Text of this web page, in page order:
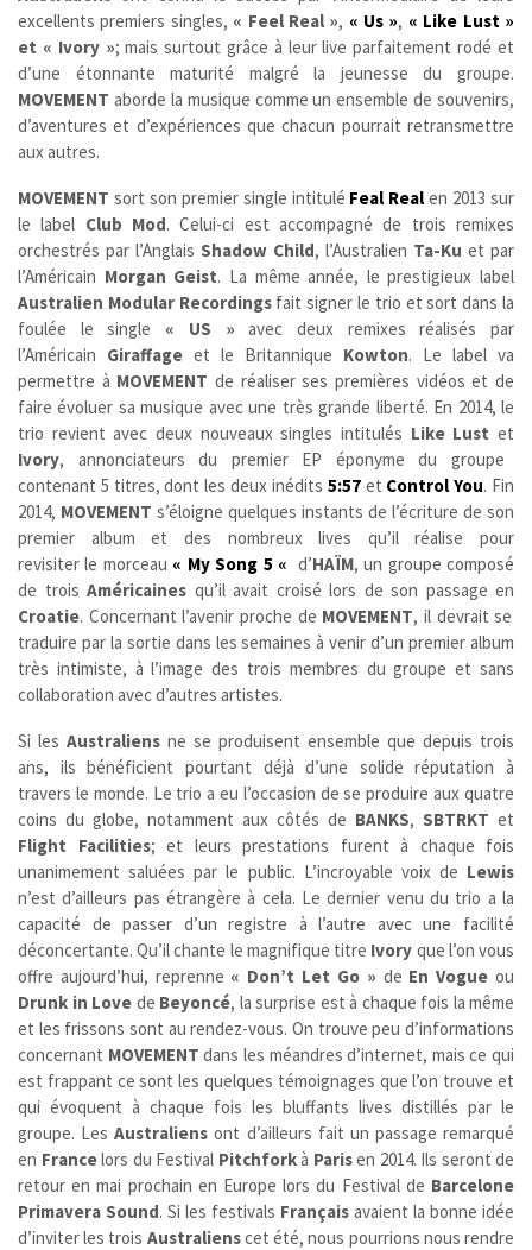
excellents premiers singles, « Feel Real », « Us », « Like Lust »
et « Ivory »; mais surtout grâce à leur live parfaitement rodé et
d’une étonnante maturité malgré la jeunesse du groupe.
MOVEMENT aborde la musique comme un ensemble de souvenirs,
d’aventures et d’expériences que chacun pourrait retransmettre
aux autres.
MOVEMENT sort son premier single intitulé Feal Real en 2013 sur
le label Club Mod. Celui-ci est accompagné de trois remixes
orchestrés par l’Anglais Shadow Child, l’Australien Ta-Ku et par
l’Américain Morgan Geist. La même année, le prestigieux label
Australien Modular Recordings fait signer le trio et sort dans la
foulée le single « US » avec deux remixes réalisés par
l’Américain Giraffage et le Britannique Kowton. Le label va
permettre à MOVEMENT de réaliser ses premières vidéos et de
faire évoluer sa musique avec une très grande liberté. En 2014, le
trio revient avec deux nouveaux singles intitulés Like Lust et
Ivory, annonciateurs du premier EP éponyme du groupe
contenant 5 titres, dont les deux inédits 5:57et Control You. Fin
2014, MOVEMENT s’éloigne quelques instants de l’écriture de son
premier album et des nombreux lives qu’il réalise pour
revisiter le morceau « My Song 5 « d’HAÏM, un groupe composé
de trois Américaines qu’il avait croisé lors de son passage en
Croatie. Concernant l’avenir proche de MOVEMENT, il devrait se
traduire par la sortie dans les semaines à venir d’un premier album
très intimiste, à l’image des trois membres du groupe et sans
collaboration avec d’autres artistes.
Si les Australiens ne se produisent ensemble que depuis trois
ans, ils bénéficient pourtant déjà d’une solide réputation à
travers le monde. Le trio a eu l’occasion de se produire aux quatre
coins du globe, notamment aux côtés de BANKS, SBTRKT et
Flight Facilities; et leurs prestations furent à chaque fois
unanimement saluées par le public. L’incroyable voix de Lewis
n’est d’ailleurs pas étrangère à cela. Le dernier venu du trio a la
capacité de passer d’un registre à l’autre avec une facilité
déconcertante. Qu’il chante le magnifique titre Ivory que l’on vous
offre aujourd’hui, reprenne « Don’t Let Go » de En Vogue ou
Drunk in Love de Beyoncé, la surprise est à chaque fois la même
et les frissons sont au rendez-vous. On trouve peu d’informations
concernant MOVEMENT dans les méandres d’internet, mais ce qui
est frappant ce sont les quelques témoignages que l’on trouve et
qui évoquent à chaque fois les bluffants lives distillés par le
groupe. LesAustraliens ont d’ailleurs fait un passage remarqué
en Francelors du Festival Pitchforkà Parisen 2014. Ils seront de
retour en mai prochain en Europe lors du Festival de Barcelone
Primavera Sound. Si les festivals Français avaient la bonne idée
d’inviter les trois Australienscet été, nous pourrions nous rendre